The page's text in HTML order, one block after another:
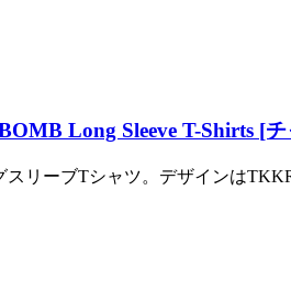
Long Sleeve T-Shirts [
リーブTシャツ。デザインは